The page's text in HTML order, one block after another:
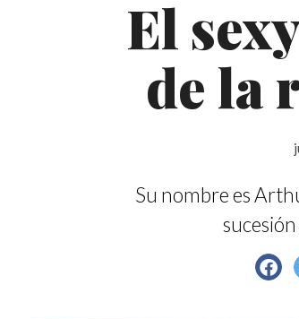
El
de la
Su nombre es